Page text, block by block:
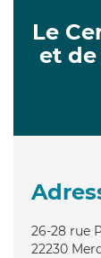
Le
et de
26-28 rue
22230